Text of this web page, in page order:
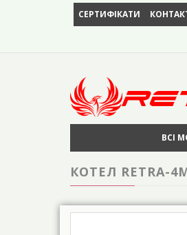
СЕРТИФІКАТИ
ВСІ
КОТЕЛ RETRA-